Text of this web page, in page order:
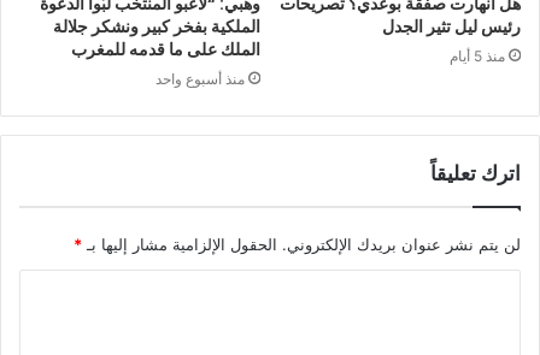
رئيس ليل تثير الجدل
منذ 5 أيام
الملكية بفخر كبير ونشكر جلالة
الملك على ما قدمه للمغرب
منذ أسبوع واحد
اترك تعليقاً
لن يتم نشر عنوان بريدك الإلكتروني. الحقول الإلزامية مشار إليها بـ *